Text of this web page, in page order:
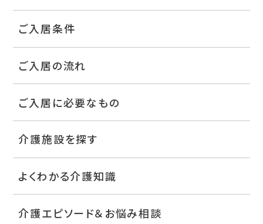
ご入居条件
ご入居の流れ
ご入居に必要なもの
介護施設を探す
よくわかる介護知識
介護エピソード＆お悩み相談